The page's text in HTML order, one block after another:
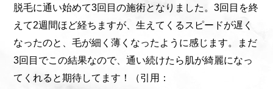
脱毛に通い始めて3回目の施術となりました。3回目を終
えて2週間ほど経ちますが、生えてくるスピードが遅く
なったのと、毛が細く薄くなったように感じます。まだ
3回目でこの結果なので、通い続けたら肌が綺麗になっ
てくれると期待してます！（引用：